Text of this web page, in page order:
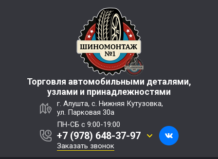
Торговля автомобильными деталями,
узлами и принадлежностями
г. Алушта, с. Нижняя Кутузовка,
ул. Парковая 30а
ПН-СБ с 9:00-19:00
+7 (978) 648-37-97
Заказать звонок